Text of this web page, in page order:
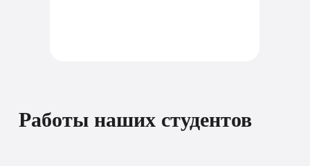
Работы наших студентов